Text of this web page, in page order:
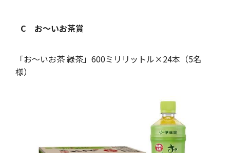
C お～いお茶賞
「お～いお茶 緑茶」600ミリリットル×24本（5名
様）